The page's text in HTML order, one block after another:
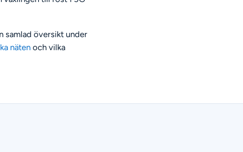
samlad översikt under
nätenoch vilka